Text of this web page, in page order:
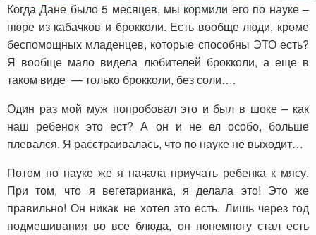
Когда Дане было 5 месяцев, мы кормили его по науке –
пюре из кабачков и брокколи. Есть вообще люди, кроме
беспомощных младенцев, которые способны ЭТО есть?
Я вообще мало видела любителей брокколи, а еще в
таком виде — только брокколи, без соли….
Один раз мой муж попробовал это и был в шоке – как
наш ребенок это ест? А он и не ел особо, больше
плевался. Я расстраивалась, что по науке не выходит…
Потом по науке же я начала приучать ребенка к мясу.
При том, что я вегетарианка, я делала это! Это же
правильно! Он никак не хотел это есть. Лишь через год
подмешивания во все блюда, он понемногу стал есть